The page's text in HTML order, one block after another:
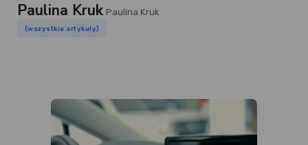
Paulina Kruk Paulina Kruk
(wszystkie artykuły)